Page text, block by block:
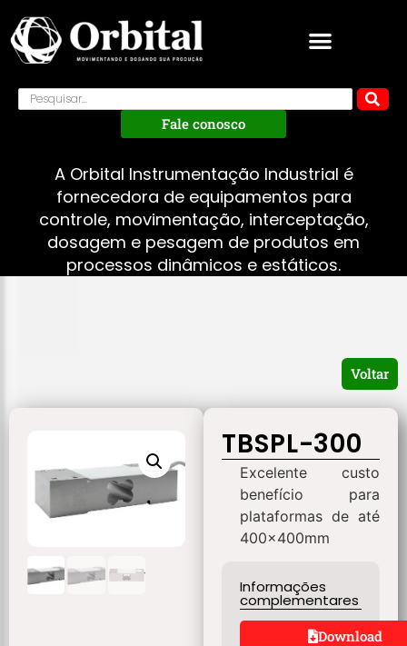
Fale conosco
A Orbital Instrumentação Industrial é
fornecedora de equipamentos para
controle, movimentação, interceptação,
dosagem e pesagem de produtos em
processos dinâmicos e estáticos.
Voltar
TBSPL-300
Excelente custo
benefício para
plataformas de até
400x400mm
Informações
complementares
Download